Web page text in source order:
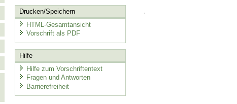
Drucken/Speichern
HTML-Gesamtansicht
Vorschrift als PDF
Hilfe
Hilfe zum Vorschriftentext
Fragen und Antworten
Barrierefreiheit